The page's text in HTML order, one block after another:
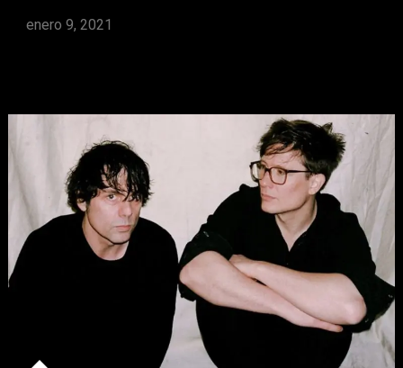
enero 9, 2021